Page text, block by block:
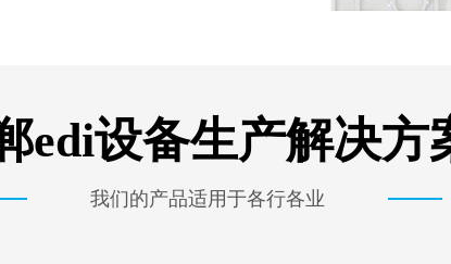
edi设备生产解决方
我们的产品适用于各行各业